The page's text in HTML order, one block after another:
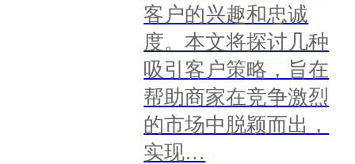
客户的兴趣和忠诚
度。本文将探讨几种
吸引客户策略，旨在
帮助商家在竞争激烈
的市场中脱颖而出，
实现…